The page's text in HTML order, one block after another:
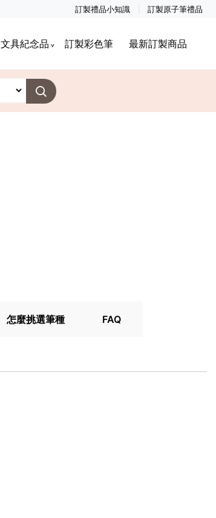
訂製禮品小知識 訂製原子筆禮品
文具紀念品 訂製彩色筆 最新訂製商品
怎麼挑選筆種 FAQ